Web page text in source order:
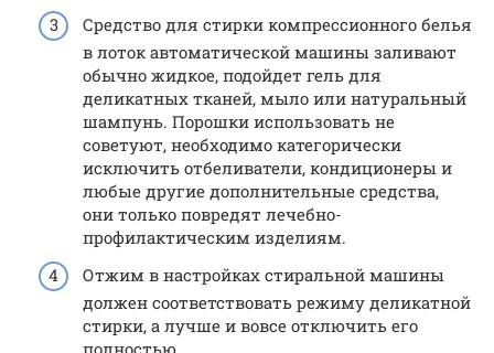
Средство для стирки компрессионного белья
в лоток автоматической машины заливают
обычно жидкое, подойдет гель для
деликатных тканей, мыло или натуральный
шампунь. Порошки использовать не
советуют, необходимо категорически
исключить отбеливатели, кондиционеры и
любые другие дополнительные средства,
они только повредят лечебно-
профилактическим изделиям.
Отжим в настройках стиральной машины
должен соответствовать режиму деликатной
стирки, а лучше и вовсе отключить его
полностью.